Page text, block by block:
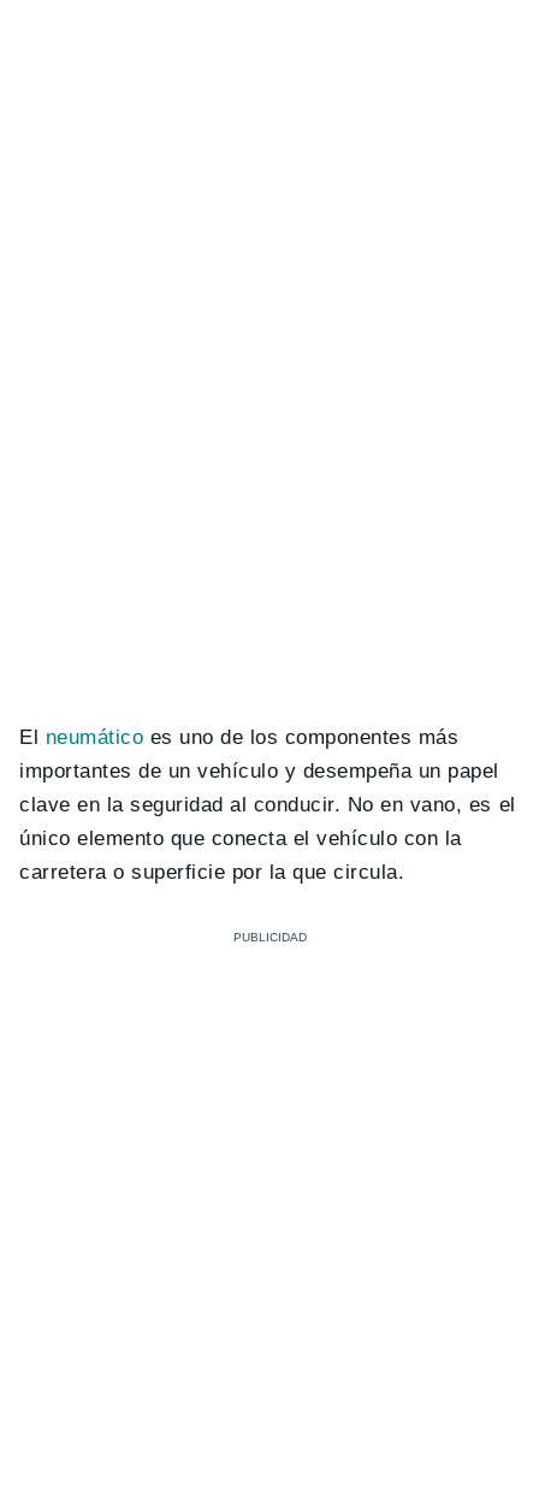
El neumático es uno de los componentes más
importantes de un vehículo y desempeña un papel
clave en la seguridad al conducir. No en vano, es el
único elemento que conecta el vehículo con la
carretera o superficie por la que circula.